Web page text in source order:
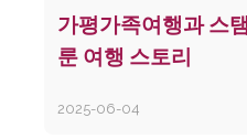
가평가족여행과 스
룬 여행 스토리
2025-06-04